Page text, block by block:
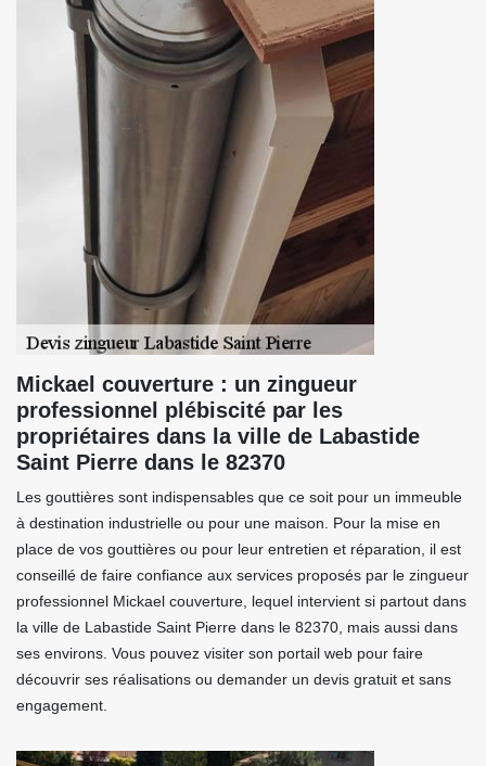
Mickael couverture : un zingueur
professionnel plébiscité par les
propriétaires dans la ville de Labastide
Saint Pierre dans le 82370
Les gouttières sont indispensables que ce soit pour un immeuble
à destination industrielle ou pour une maison. Pour la mise en
place de vos gouttières ou pour leur entretien et réparation, il est
conseillé de faire confiance aux services proposés par le zingueur
professionnel Mickael couverture, lequel intervient si partout dans
la ville de Labastide Saint Pierre dans le 82370, mais aussi dans
ses environs. Vous pouvez visiter son portail web pour faire
découvrir ses réalisations ou demander un devis gratuit et sans
engagement.